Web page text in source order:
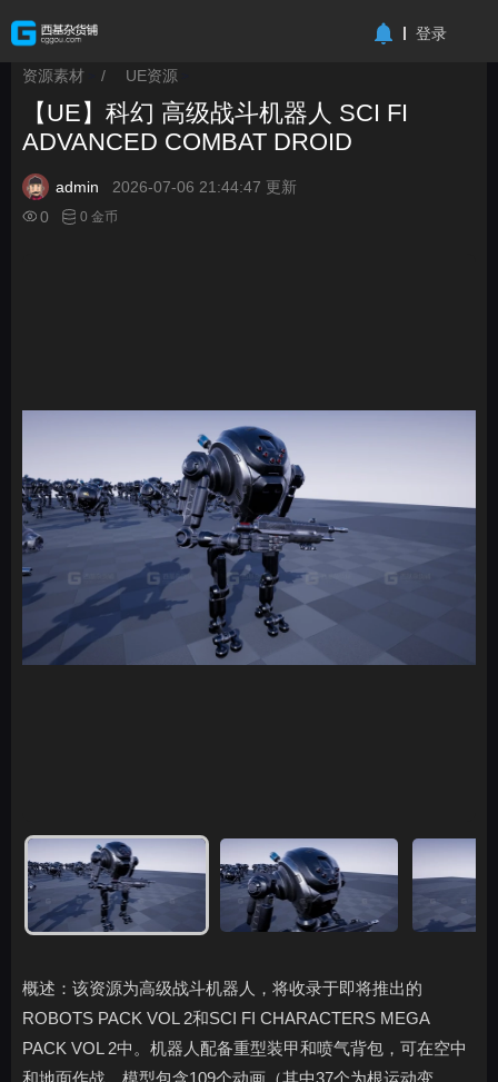
登录
资源素材 / UE资源
【UE】科幻 高级战斗机器人 SCI FI
ADVANCED COMBAT DROID
admin
2026-07-06 21:44:47 更新
0
0 金币
概述：该资源为高级战斗机器人，将收录于即将推出的
ROBOTS PACK VOL 2和SCI FI CHARACTERS MEGA
PACK VOL 2中。机器人配备重型装甲和喷气背包，可在空中
和地面作战。模型包含109个动画（其中37个为根运动变